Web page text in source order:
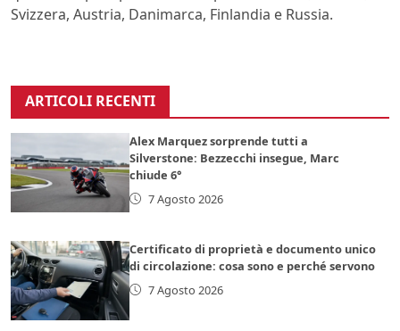
Svizzera, Austria, Danimarca, Finlandia e Russia.
ARTICOLI RECENTI
Alex Marquez sorprende tutti a
Silverstone: Bezzecchi insegue, Marc
chiude 6°
7 Agosto 2026
Certificato di proprietà e documento unico
di circolazione: cosa sono e perché servono
7 Agosto 2026